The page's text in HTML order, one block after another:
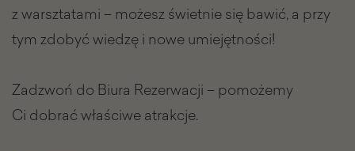
z warsztatami – możesz świetnie się bawić, a przy
tym zdobyć wiedzę i nowe umiejętności!
Zadzwoń do Biura Rezerwacji – pomożemy
Ci dobrać właściwe atrakcje.